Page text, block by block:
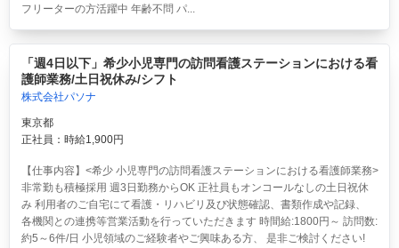
フリーターの方活躍中 年齢不問 パ...
「週4日以下」希少小児専門の訪問看護ステーションにおける看
護師業務/土日祝休み/シフト
株式会社パソナ
東京都
正社員：時給1,900円
【仕事内容】<希少 小児専門の訪問看護ステーションにおける看護師業務>
非常勤も積極採用 週3日勤務からOK 正社員もオンコールなしの土日祝休
み 利用者のご自宅にて看護・リハビリ及び状態確認、書類作成や記録、
各機関との連携等営業活動を行っていただきます 時間給:1800円～ 訪問数:
約5～6件/日 小児領域のご経験者やご興味ある方、 是非ご検討ください!